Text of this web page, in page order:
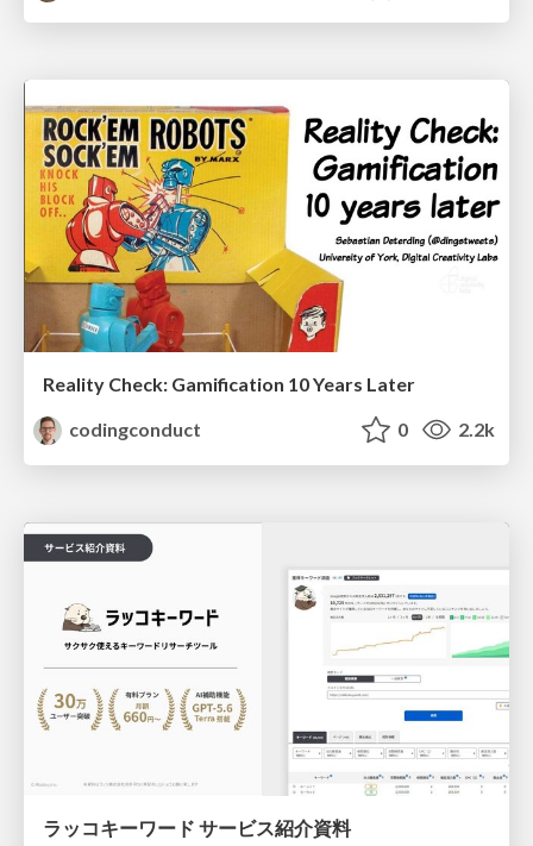
Reality Check: Gamification 10 Years Later
codingconduct
0 2.2k
ラッコキーワード サービス紹介資料